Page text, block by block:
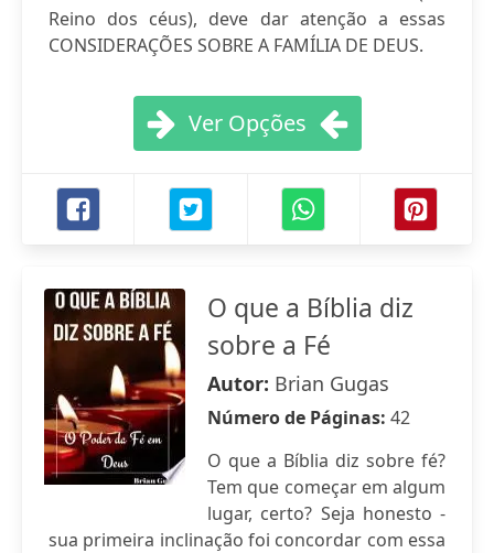
Reino dos céus), deve dar atenção a essas
CONSIDERAÇÕES SOBRE A FAMÍLIA DE DEUS.
Ver Opções
O que a Bíblia diz
sobre a Fé
Autor: Brian Gugas
Número de Páginas: 42
O que a Bíblia diz sobre fé?
Tem que começar em algum
lugar, certo? Seja honesto -
sua primeira inclinação foi concordar com essa